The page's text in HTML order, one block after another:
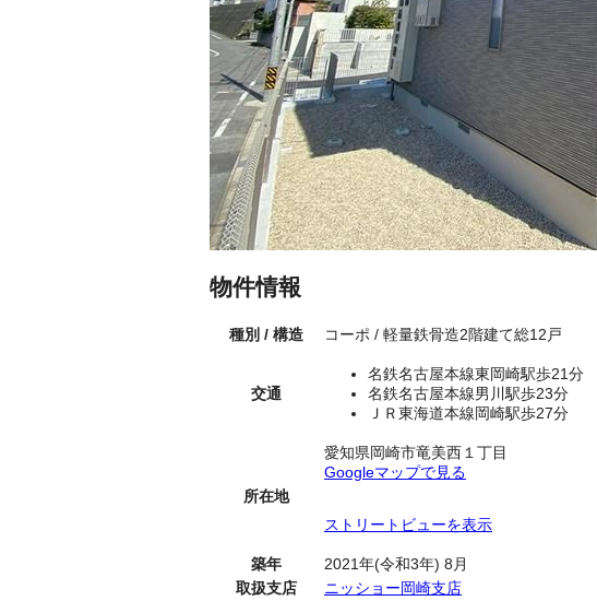
物件情報
種別 / 構造 コーポ / 軽量鉄骨造2階建て総12戸
交通
名鉄名古屋本線東岡崎駅歩21分
名鉄名古屋本線男川駅歩23分
ＪＲ東海道本線岡崎駅歩27分
所在地
愛知県岡崎市竜美西１丁目
Googleマップで見る
ストリートビューを表示
築年
2021年(令和3年) 8月
取扱支店
ニッショー岡崎支店